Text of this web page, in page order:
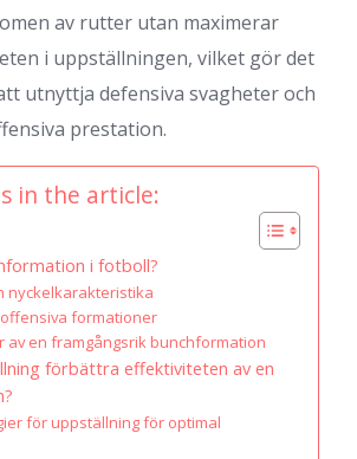
av rutter utan maximerar
i uppställningen, vilket gör det
utnyttja defensiva svagheter och
prestation.
in the article:
i fotboll?
nyckelkarakteristika
formationer
av en framgångsrik bunchformation
förbättra effektiviteten av en
för uppställning för optimal